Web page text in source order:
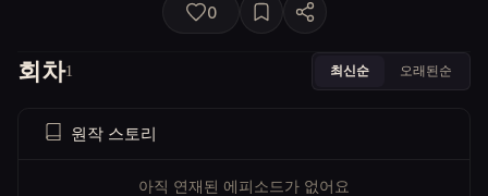
0
회차1 최신순 오래된순
원작 스토리
아직 연재된 에피소드가 없어요